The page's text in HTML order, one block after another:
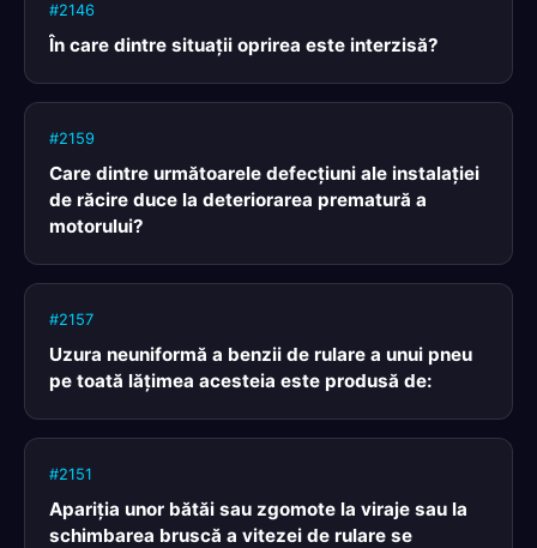
#2146
În care dintre situaţii oprirea este interzisă?
#2159
Care dintre următoarele defecţiuni ale instalaţiei
de răcire duce la deteriorarea prematură a
motorului?
#2157
Uzura neuniformă a benzii de rulare a unui pneu
pe toată lăţimea acesteia este produsă de:
#2151
Apariţia unor bătăi sau zgomote la viraje sau la
schimbarea bruscă a vitezei de rulare se